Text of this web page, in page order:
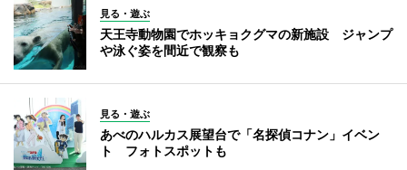
見る・遊ぶ
天王寺動物園でホッキョクグマの新施設 ジャンプ
や泳ぐ姿を間近で観察も
見る・遊ぶ
あべのハルカス展望台で「名探偵コナン」イベン
ト フォトスポットも